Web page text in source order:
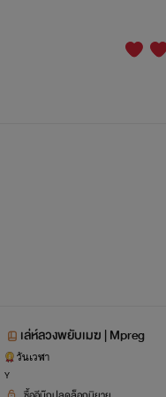
เล่ห์ลวงพยับเมฆ | Mpreg
วันเวฬา
Y